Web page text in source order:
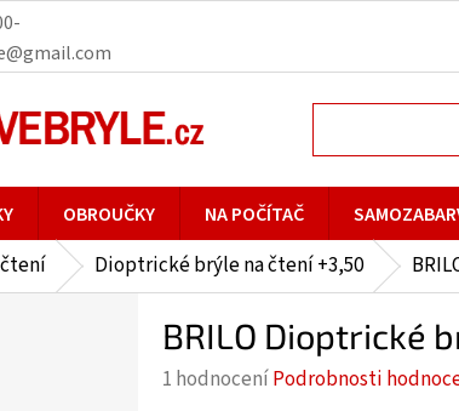
OBROUČKY NA POČÍTAČ
Dioptrické brýle na čtení +3,50
BRILO Dioptrické
Průměrné
1 hodnoceníPodrobnosti